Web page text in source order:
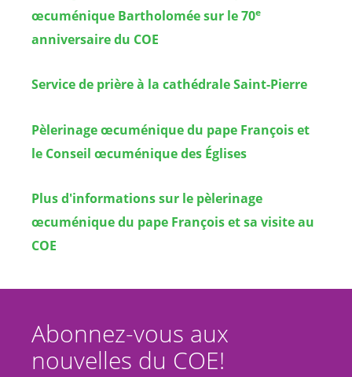
œcuménique Bartholomée sur le 70e
anniversaire du COE
Service de prière à la cathédrale Saint-Pierre
Pèlerinage œcuménique du pape François et
le Conseil œcuménique des Églises
Plus d'informations sur le pèlerinage
œcuménique du pape François et sa visite au
COE
Abonnez-vous aux
nouvelles du COE!